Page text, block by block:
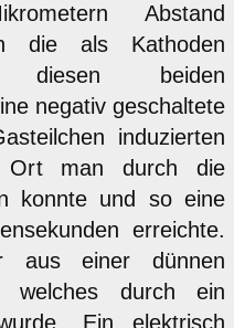
Abstand
die als Kathoden
diesen beiden
negativ geschaltete
induzierten
Ort man durch die
konnte und so eine
erreichte.
aus einer dünnen
welches durch ein
Ein elektrisch